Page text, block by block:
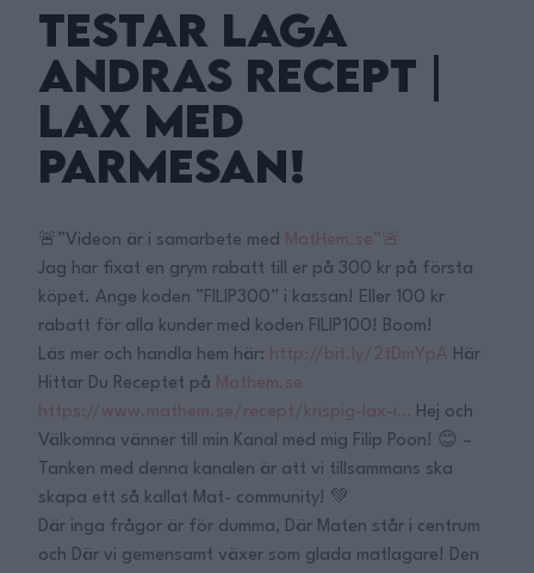
Testar Laga
Andras Recept |
Lax med
Parmesan!
🚨”Videon är i samarbete med MatHem.se”🚨
Jag har fixat en grym rabatt till er på 300 kr på första
köpet. Ange koden ”FILIP300” i kassan! Eller 100 kr
rabatt för alla kunder med koden FILIP100! Boom!
Läs mer och handla hem här: http://bit.ly/2tDmYpA Här
Hittar Du Receptet på Mathem.se
https://www.mathem.se/recept/krispig-lax-i… Hej och
Välkomna vänner till min Kanal med mig Filip Poon! 😊 –
Tanken med denna kanalen är att vi tillsammans ska
skapa ett så kallat Mat- community! 💚
Där inga frågor är för dumma, Där Maten står i centrum
och Där vi gemensamt växer som glada matlagare! Den